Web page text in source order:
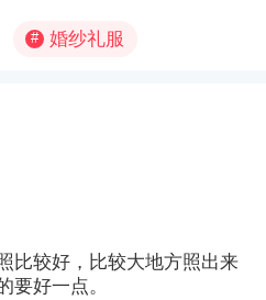
# 婚纱礼服
比较好，比较大地方照出来
要好一点。